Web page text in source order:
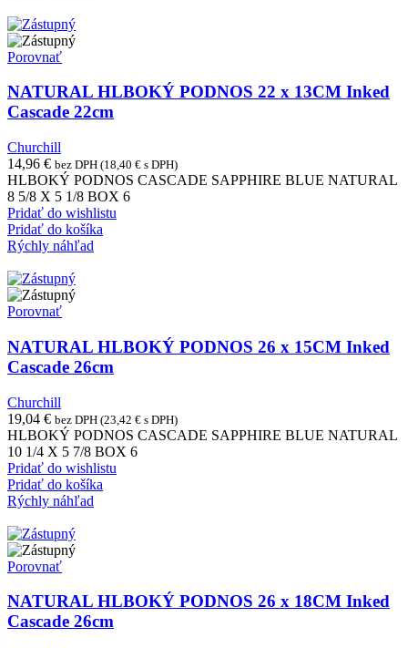
Porovnať
NATURAL HLBOKÝ PODNOS 22 x 13CM Inked
Cascade 22cm
Churchill
14,96 € bez DPH (18,40 € s DPH)
HLBOKÝ PODNOS CASCADE SAPPHIRE BLUE NATURAL
8 5/8 X 5 1/8 BOX 6
Pridať do wishlistu
Pridať do košíka
Rýchly náhľad
Porovnať
NATURAL HLBOKÝ PODNOS 26 x 15CM Inked
Cascade 26cm
Churchill
19,04 € bez DPH (23,42 € s DPH)
HLBOKÝ PODNOS CASCADE SAPPHIRE BLUE NATURAL
10 1/4 X 5 7/8 BOX 6
Pridať do wishlistu
Pridať do košíka
Rýchly náhľad
Porovnať
NATURAL HLBOKÝ PODNOS 26 x 18CM Inked
Cascade 26cm